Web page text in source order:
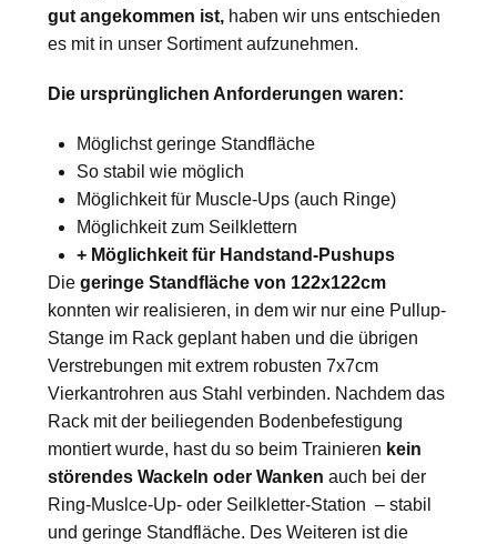
gut angekommen ist,haben wir uns entschieden
es mit in unser Sortiment aufzunehmen.
Die ursprünglichen Anforderungen waren:
Möglichst geringe Standfläche
So stabil wie möglich
Möglichkeit für Muscle-Ups (auch Ringe)
Möglichkeit zum Seilklettern
+ Möglichkeit für Handstand-Pushups
Die geringe Standfläche von 122x122cm
konnten wir realisieren, in dem wir nur eine Pullup-
Stange im Rack geplant haben und die übrigen
Verstrebungen mit extrem robusten 7x7cm
Vierkantrohren aus Stahl verbinden. Nachdem das
Rack mit der beiliegenden Bodenbefestigung
montiert wurde, hast du so beim Trainieren kein
störendes Wackeln oder Wanken auch bei der
Ring-Muslce-Up- oder Seilkletter-Station – stabil
und geringe Standfläche. Des Weiteren ist die